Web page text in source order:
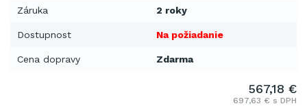
Záruka 2 roky
Dostupnost Na požiadanie
Cena dopravy Zdarma
567,18 €
697,63 € s DPH